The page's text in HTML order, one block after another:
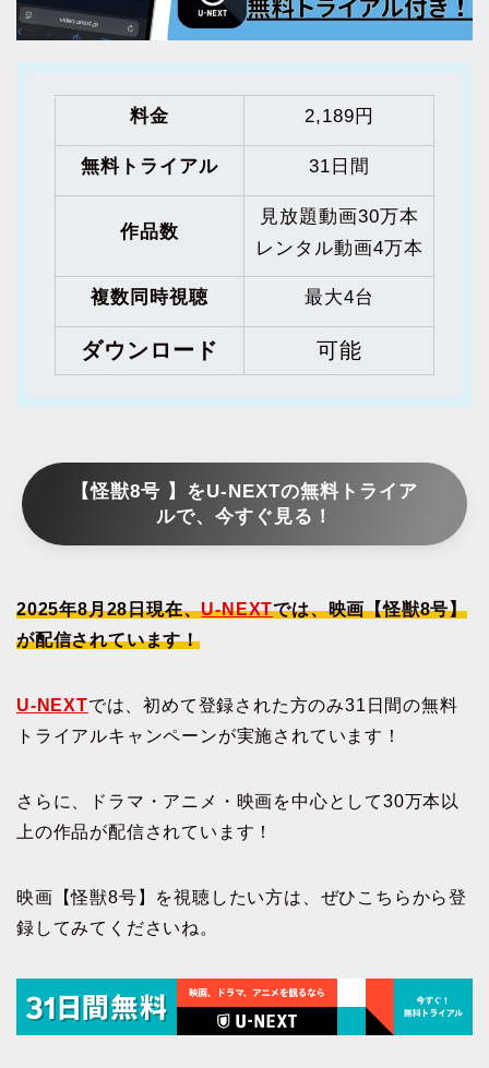
料金 2,189円
無料トライアル 31日間
作品数
見放題動画30万本
レンタル動画4万本
複数同時視聴 最大4台
ダウンロード 可能
【怪獣8号 】をU-NEXTの無料トライア
ルで、今すぐ見る！
2025年8月28日現在、U-NEXTでは、映画【怪獣8号】
が配信されています！
U-NEXTでは、初めて登録された方のみ31日間の無料
トライアルキャンペーンが実施されています！
さらに、ドラマ・アニメ・映画を中心として30万本以
上の作品が配信されています！
映画【怪獣8号】を視聴したい方は、ぜひこちらから登
録してみてくださいね。